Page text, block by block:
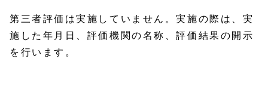
第三者評価は実施していません。実施の際は、実
施した年月日、評価機関の名称、評価結果の開示
を行います。